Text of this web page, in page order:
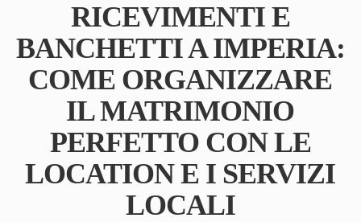
RICEVIMENTI E
BANCHETTI A IMPERIA:
COME ORGANIZZARE
IL MATRIMONIO
PERFETTO CON LE
LOCATION E I SERVIZI
LOCALI